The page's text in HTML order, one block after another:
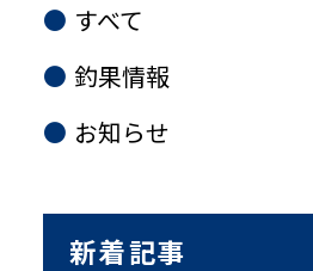
すべて
釣果情報
お知らせ
新着記事